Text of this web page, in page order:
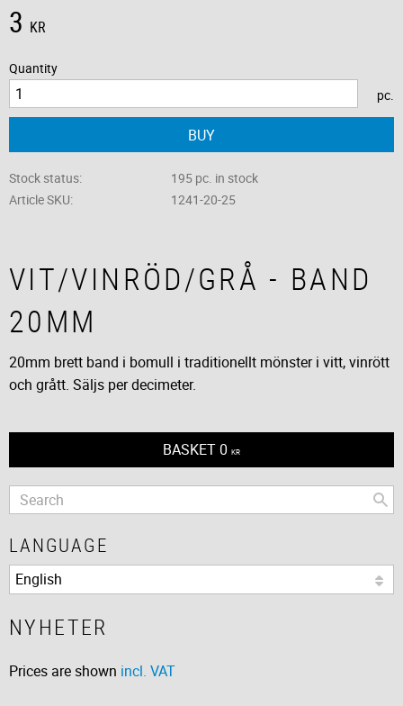
3 KR
Quantity
pc.
BUY
Stock status
195 pc. in stock
Article SKU
1241-20-25
VIT/VINRÖD/GRÅ - BAND
20MM
20mm brett band i bomull i traditionellt mönster i vitt, vinrött
och grått. Säljs per decimeter.
BASKET 0 KR
LANGUAGE
NYHETER
Prices are shown incl. VAT